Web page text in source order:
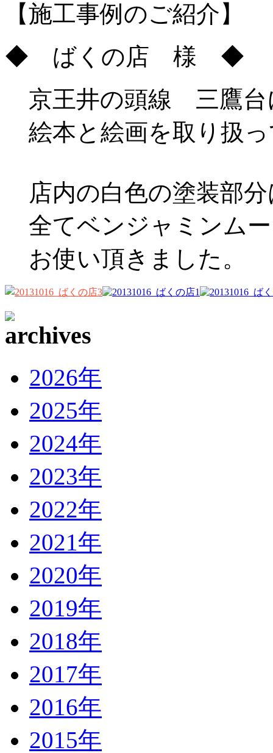
【施工事例のご紹介】
◆ ばくの店 様 ◆
京王井の頭線 三鷹台
絵本と絵画を取り扱
店内の白色の塗装部分
全てベンジャミンム
お使い頂きました。
2026年
2025年
2024年
2023年
2022年
2021年
2020年
2019年
2018年
2017年
2016年
2015年